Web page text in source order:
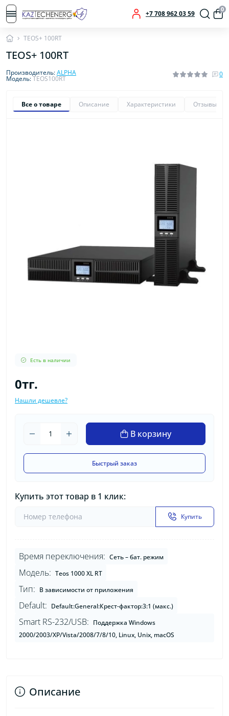
+7 708 962 03 59
0
TEOS+ 100RT
TEOS+ 100RT
Производитель:ALPHA
Модель:TEOS100RT
0
Все о товаре Описание Характеристики Отзывы
Есть в наличии
0тг.
Нашли дешевле?
В корзину
Быстрый заказ
Купить этот товар в 1 клик:
Купить
Время переключения: Сеть – бат. режим
Модель: Teos 1000 XL RT
Тип: В зависимости от приложения
Default: Default:General:Крест-фактор:3:1 (макс.)
Smart RS-232/USB: Поддержка Windows
2000/2003/XP/Vista/2008/7/8/10, Linux, Unix, macOS
Описание